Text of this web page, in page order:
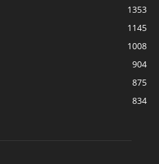
1353
1145
1008
904
875
834